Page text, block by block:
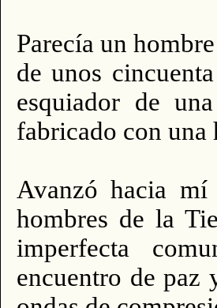
Parecía un
de unos
esquiador de
fabricado con una
Avanzó hacia mí
hombres de la
imperfecta
encuentro de paz